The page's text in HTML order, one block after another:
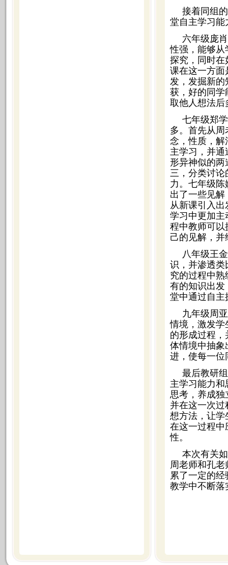
接着同组
堂自主学习能
六年级庞
性强，能够从
探究，同时在
课在这一方面
发，发掘新的
获，好的同学
取他人想法后
七年级郑
多。首先从
念，性质，解
主学习，并
形异神似的
三，分类讨论
力。七年级
出了一些见
从新课引入
学习中更加主
程中教师可以
己的见解，
八年级王
识，并渗透类
究的过程中
有的知识出发
堂中通过自主
九年级周
情境，激发学
的形成过程
体情境中抽象
进，使每一位
最后教研
主学习能力
思考，养成独
并在这一次
想方法，让学
在这一过程中
性。
本次有关
周老师和孔
累了一定的
教学中不断落